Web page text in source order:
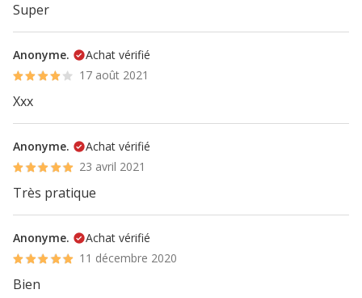
Super
Anonyme.
Achat vérifié
17 août 2021
Xxx
Anonyme.
Achat vérifié
23 avril 2021
Très pratique
Anonyme.
Achat vérifié
11 décembre 2020
Bien